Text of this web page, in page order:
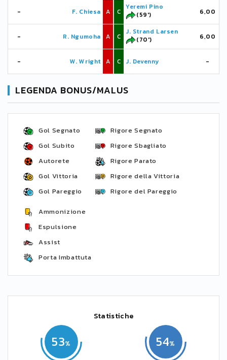
- F. Chiesa A
- R. Ngumoha A
- W. Wright A
C
Yeremi Pino
(59')
6,00
C
J. Strand Larsen
(70')
6,00
C J. Devenny -
LEGENDA BONUS/MALUS
Gol Segnato
Gol Subito
Autorete
Gol Vittoria
Gol Pareggio
Rigore Segnato
Rigore Sbagliato
Rigore Parato
Rigore della Vittoria
Rigore del Pareggio
Ammonizione
Espulsione
Assist
Porta Imbattuta
Statistiche
53 54